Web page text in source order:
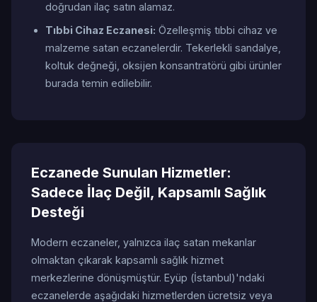
doğrudan ilaç satın alamaz.
Tıbbi Cihaz Eczanesi: Özelleşmiş tıbbi cihaz ve
malzeme satan eczanelerdir. Tekerlekli sandalye,
koltuk değneği, oksijen konsantratörü gibi ürünler
burada temin edilebilir.
Eczanede Sunulan Hizmetler:
Sadece İlaç Değil, Kapsamlı Sağlık
Desteği
Modern eczaneler, yalnızca ilaç satan mekanlar
olmaktan çıkarak kapsamlı sağlık hizmet
merkezlerine dönüşmüştür. Eyüp (İstanbul)'ndaki
eczanelerde aşağıdaki hizmetlerden ücretsiz veya